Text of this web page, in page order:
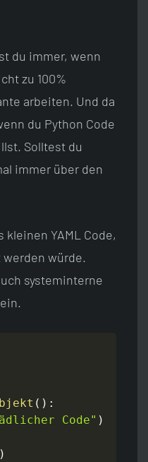
du immer, wenn
zu 100%
arbeiten. Und da
du Python Code
Solltest du
immer über den
YAML Code,
würde.
systeminterne
( ) :
Code" )
)